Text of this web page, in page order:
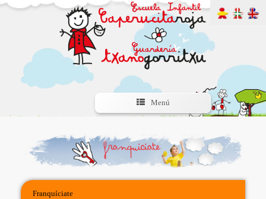
Menú
Franquíciate